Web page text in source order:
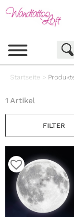
Startseite >
FILTER
1 Artikel